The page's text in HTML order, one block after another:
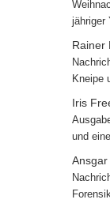
jähriger
Rainer
Kneipe
Iris
und